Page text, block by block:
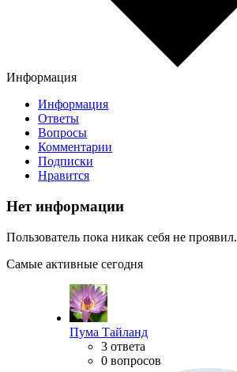
Информация
Информация
Ответы
Вопросы
Комментарии
Подписки
Нравится
Нет информации
Пользователь пока никак себя не проявил.
Самые активные сегодня
Пума Тайланд
3 ответа
0 вопросов